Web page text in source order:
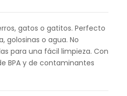
gatos o gatitos. Perfecto
golosinas o agua. No
para una fácil limpieza. Con
BPA y de contaminantes